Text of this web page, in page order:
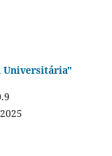
Universitária"